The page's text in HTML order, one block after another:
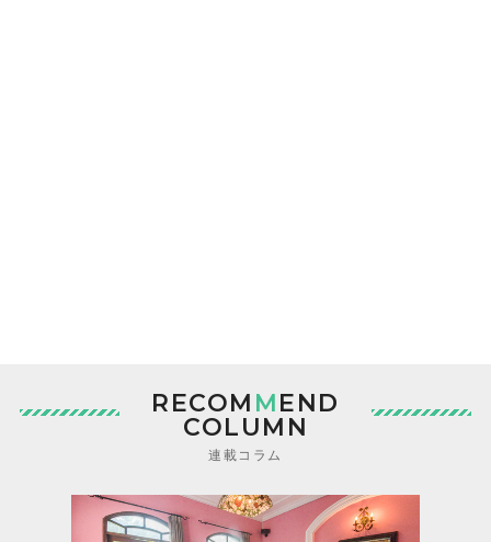
RECOM MEND
COLUMN
連載コラム